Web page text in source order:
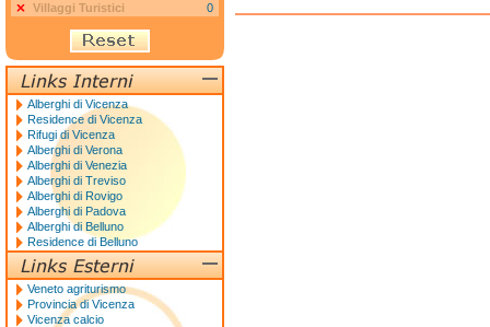
Villaggi Turistici
0
Alberghi di Vicenza
Residence di Vicenza
Rifugi di Vicenza
Alberghi di Verona
Alberghi di Venezia
Alberghi di Treviso
Alberghi di Rovigo
Alberghi di Padova
Alberghi di Belluno
Residence di Belluno
Veneto agriturismo
Provincia di Vicenza
Vicenza calcio